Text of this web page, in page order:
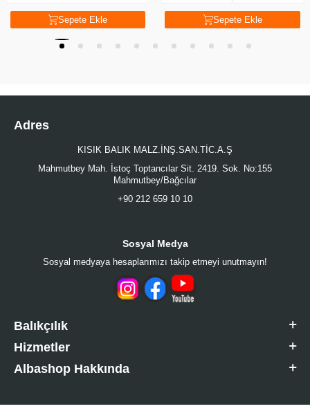
Sepete Ekle Sepete Ekle
Adres
KISIK BALIK MALZ.İNŞ.SAN.TİC.A.Ş
Mahmutbey Mah. İstoç Toptancılar Sit. 2419. Sok. No:155
Mahmutbey/Bağcılar
+90 212 659 10 10
Sosyal Medya
Sosyal medyaya hesaplarımızı takip etmeyi unutmayın!
Balıkçılık
Hizmetler
Albashop Hakkında